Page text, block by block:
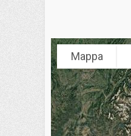
Mappa